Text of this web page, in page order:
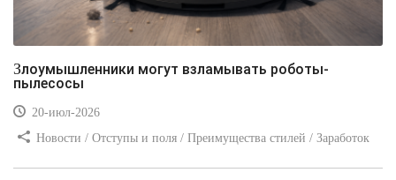
Злоумышленники могут взламывать роботы-
пылесосы
20-июл-2026
Новости / Отступы и поля / Преимущества стилей / Заработок